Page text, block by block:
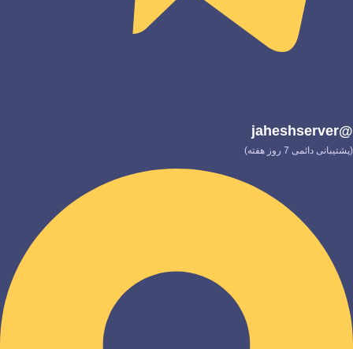
@jaheshserver
(پشتیبانی دائمی 7 روز هفته)